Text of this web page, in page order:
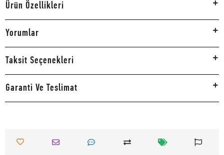
Ürün Özellikleri
Yorumlar
Taksit Seçenekleri
Garanti Ve Teslimat